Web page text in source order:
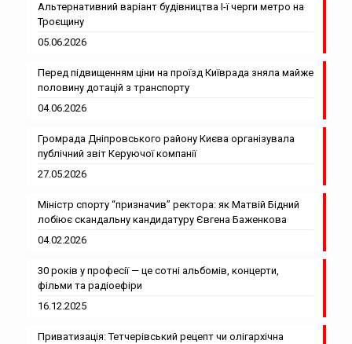
Альтернативний варіант будівництва І-ї черги метро на
Троєщину
05.06.2026
Перед підвищенням ціни на проїзд Київрада зняла майже
половину дотацій з транспорту
04.06.2026
Громрада Дніпровського району Києва організувала
публічний звіт Керуючої компанії
27.05.2026
Міністр спорту “призначив” ректора: як Матвій Бідний
лобіює скандальну кандидатуру Євгена Баженкова
04.02.2026
30 років у професії — це сотні альбомів, концерти,
фільми та радіоефіри
16.12.2025
Приватизація: Тетчерівський рецепт чи олігархічна